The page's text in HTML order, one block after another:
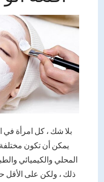
بلا شك ، كل امرأة في
يمكن أن تكون مختلفة
المحلي والكيميائي
ذلك ، ولكن على الأقل